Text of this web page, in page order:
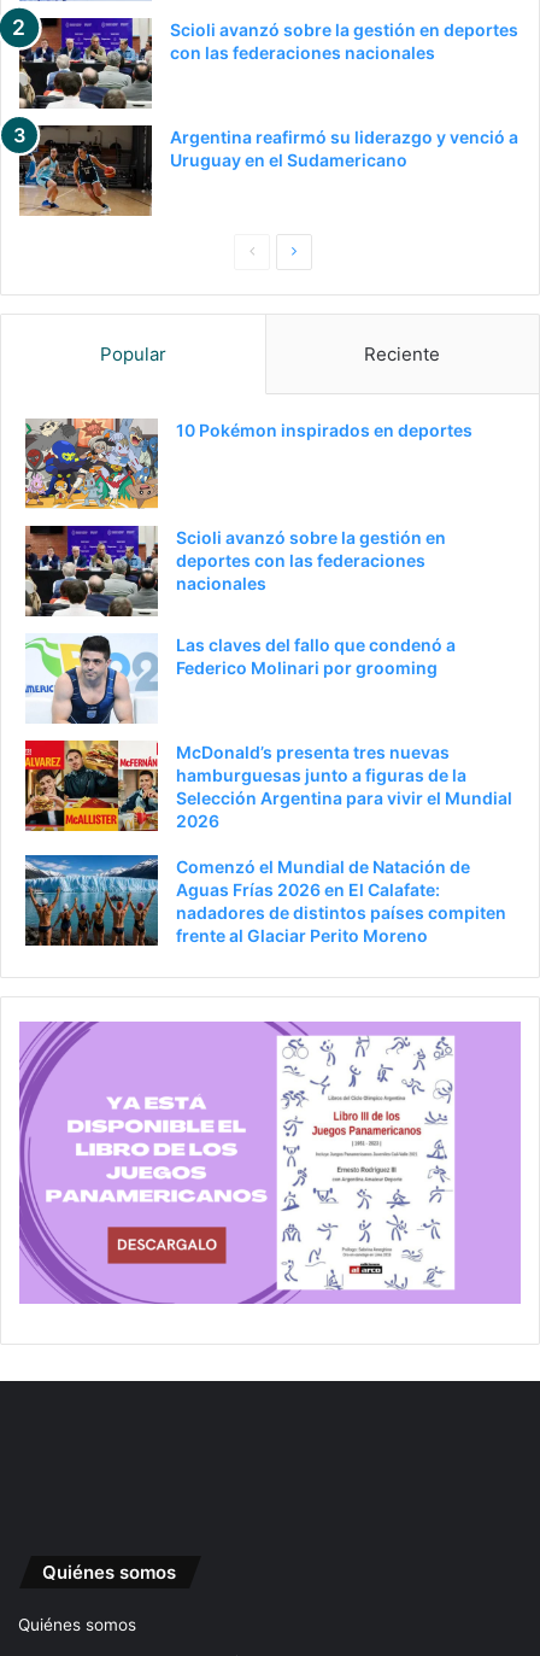
Scioli avanzó sobre la gestión en deportes
con las federaciones nacionales
Argentina reafirmó su liderazgo y venció a
Uruguay en el Sudamericano
PaginaSiguiente
Popular Reciente
10 Pokémon inspirados en deportes
Scioli avanzó sobre la gestión en
deportes con las federaciones
nacionales
Las claves del fallo que condenó a
Federico Molinari por grooming
McDonald’s presenta tres nuevas
hamburguesas junto a figuras de la
Selección Argentina para vivir el Mundial
2026
Comenzó el Mundial de Natación de
Aguas Frías 2026 en El Calafate:
nadadores de distintos países compiten
frente al Glaciar Perito Moreno
Quiénes somos
Quiénes somos